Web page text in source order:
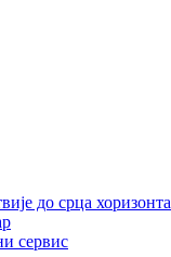
до срца хоризонта
сервис